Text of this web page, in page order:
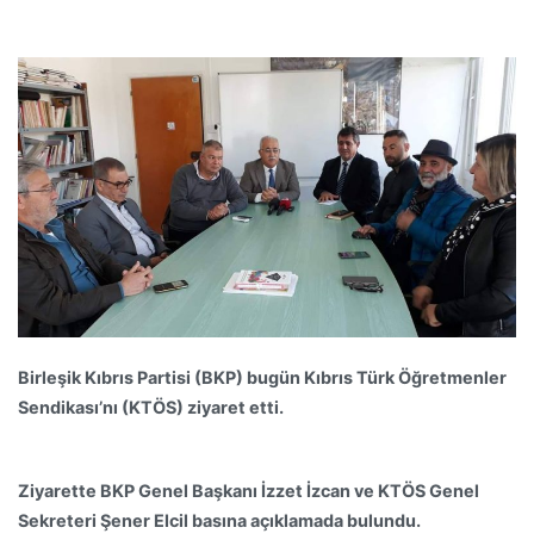
Birleşik Kıbrıs Partisi (BKP) bugün Kıbrıs Türk Öğretmenler
Sendikası’nı (KTÖS) ziyaret etti.
Ziyarette BKP Genel Başkanı İzzet İzcan ve KTÖS Genel
Sekreteri Şener Elcil basına açıklamada bulundu.